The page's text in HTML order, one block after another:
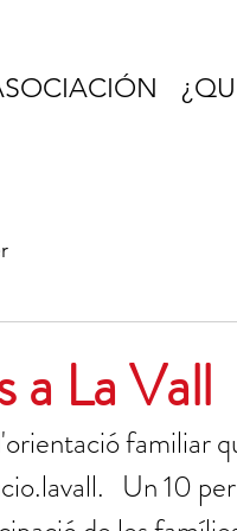
a La Vall
familiar
Un 10